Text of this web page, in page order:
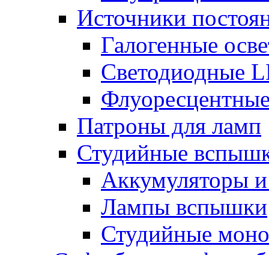
Источники
Галогенные
Светодиодные
Патроны для ламп
Студийные
Аккумуляторы
Лампы вспышки
Студийные